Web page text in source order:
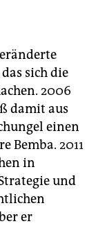
sich die
2006
damit aus
einen
Bemba. 2011
in
und
er